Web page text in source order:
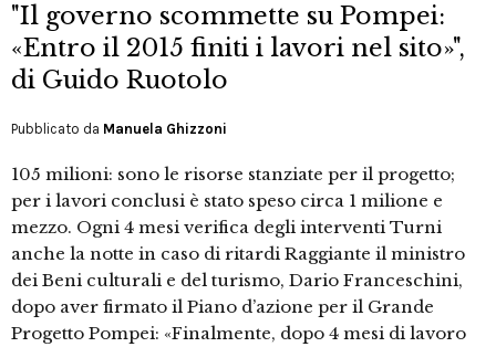
"Il governo scommette su Pompei:
«Entro il 2015 finiti i lavori nel sito»",
di Guido Ruotolo
Pubblicato da Manuela Ghizzoni
105 milioni: sono le risorse stanziate per il progetto;
per i lavori conclusi è stato speso circa 1 milione e
mezzo. Ogni 4 mesi verifica degli interventi Turni
anche la notte in caso di ritardi Raggiante il ministro
dei Beni culturali e del turismo, Dario Franceschini,
dopo aver firmato il Piano d’azione per il Grande
Progetto Pompei: «Finalmente, dopo 4 mesi di lavoro